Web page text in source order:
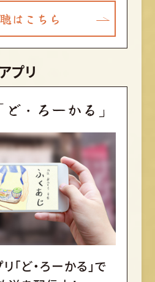
はこちら
アプリ
・ろーかる」
「ど・ろーかる」で